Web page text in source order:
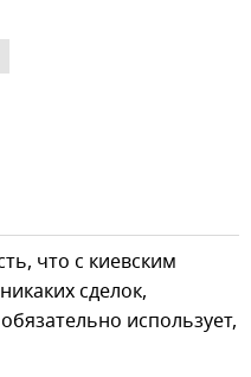
что с киевским
сделок,
использует,